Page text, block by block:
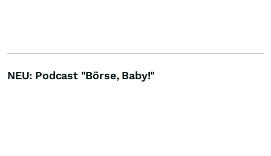
NEU: Podcast "Börse, Baby!"